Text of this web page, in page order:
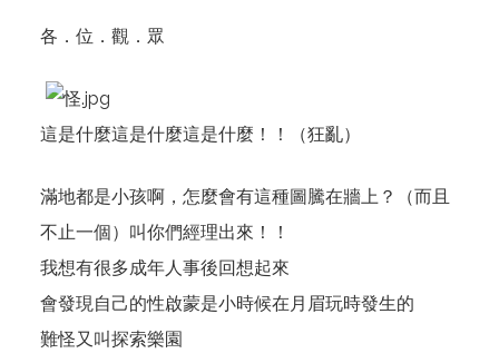
各．位．觀．眾
這是什麼這是什麼這是什麼！！（狂亂）
滿地都是小孩啊，怎麼會有這種圖騰在牆上？（而且
不止一個）叫你們經理出來！！
我想有很多成年人事後回想起來
會發現自己的性啟蒙是小時候在月眉玩時發生的
難怪又叫探索樂園